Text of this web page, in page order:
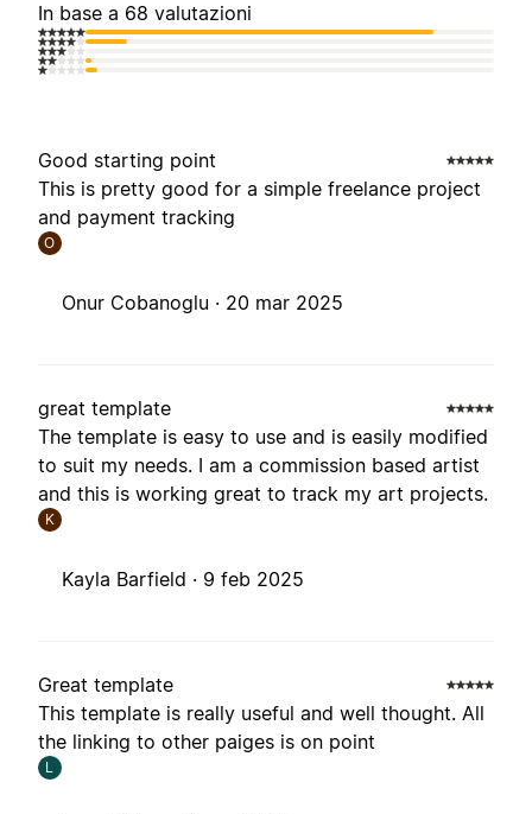
In base a 68 valutazioni
Good starting point
This is pretty good for a simple freelance project
and payment tracking
O
Onur Cobanoglu · 20 mar 2025
great template
The template is easy to use and is easily modified
to suit my needs. I am a commission based artist
and this is working great to track my art projects.
K
Kayla Barfield · 9 feb 2025
Great template
This template is really useful and well thought. All
the linking to other paiges is on point
L